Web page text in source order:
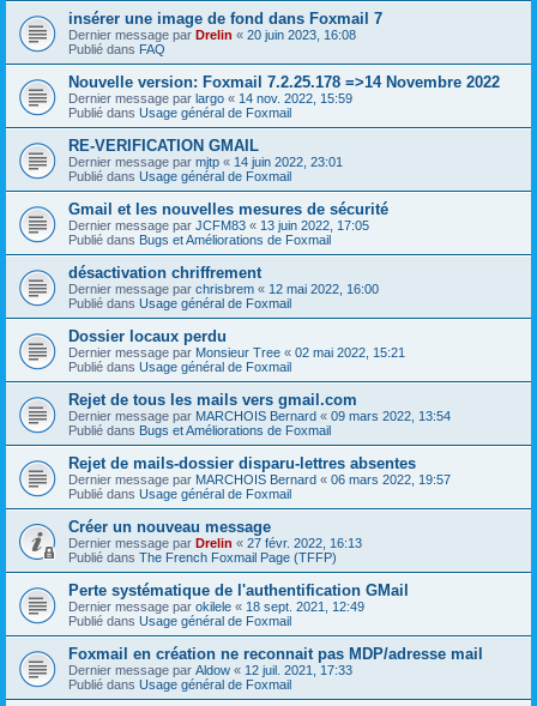
insérer une image de fond dans Foxmail 7
Dernier message par Drelin « 20 juin 2023, 16:08
Publié dans FAQ
Nouvelle version: Foxmail 7.2.25.178 =>14 Novembre 2022
Dernier message par largo « 14 nov. 2022, 15:59
Publié dans Usage général de Foxmail
RE-VERIFICATION GMAIL
Dernier message par mjtp « 14 juin 2022, 23:01
Publié dans Usage général de Foxmail
Gmail et les nouvelles mesures de sécurité
Dernier message par JCFM83 « 13 juin 2022, 17:05
Publié dans Bugs et Améliorations de Foxmail
désactivation chriffrement
Dernier message par chrisbrem « 12 mai 2022, 16:00
Publié dans Usage général de Foxmail
Dossier locaux perdu
Dernier message par Monsieur Tree « 02 mai 2022, 15:21
Publié dans Usage général de Foxmail
Rejet de tous les mails vers gmail.com
Dernier message par MARCHOIS Bernard « 09 mars 2022, 13:54
Publié dans Bugs et Améliorations de Foxmail
Rejet de mails-dossier disparu-lettres absentes
Dernier message par MARCHOIS Bernard « 06 mars 2022, 19:57
Publié dans Usage général de Foxmail
Créer un nouveau message
Dernier message par Drelin « 27 févr. 2022, 16:13
Publié dans The French Foxmail Page (TFFP)
Perte systématique de l'authentification GMail
Dernier message par okilele « 18 sept. 2021, 12:49
Publié dans Usage général de Foxmail
Foxmail en création ne reconnait pas MDP/adresse mail
Dernier message par Aldow « 12 juil. 2021, 17:33
Publié dans Usage général de Foxmail